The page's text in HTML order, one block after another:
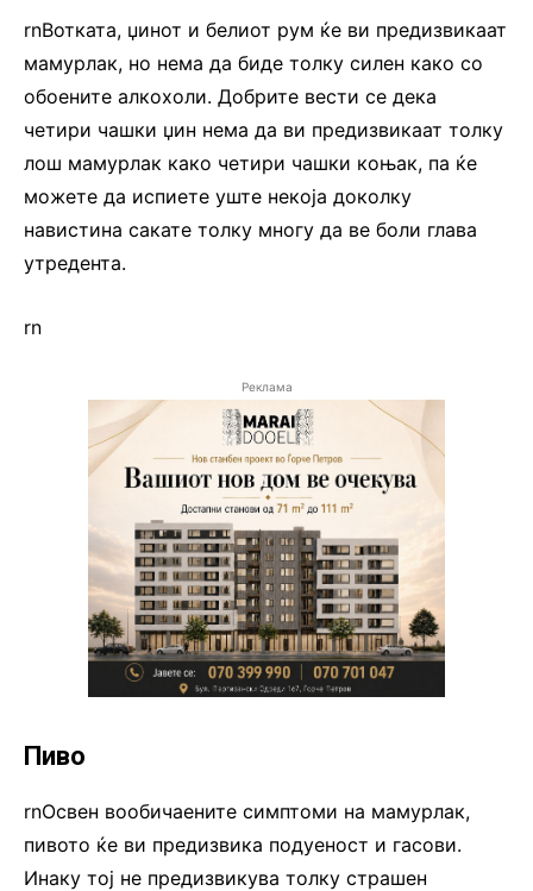
rnВотката, џинот и белиот рум ќе ви предизвикаат
мамурлак, но нема да биде толку силен како со
обоените алкохоли. Добрите вести се дека
четири чашки џин нема да ви предизвикаат толку
лош мамурлак како четири чашки коњак, па ќе
можете да испиете уште некоја доколку
навистина сакате толку многу да ве боли глава
утредента.
rn
Реклама
Пиво
rnОсвен вообичаените симптоми на мамурлак,
пивото ќе ви предизвика подуеност и гасови.
Инаку тој не предизвикува толку страшен